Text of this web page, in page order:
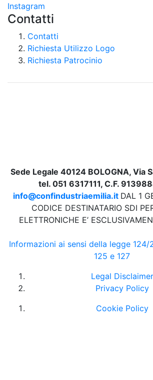
Instagram
Contatti
Contatti
Richiesta Utilizzo Logo
Richiesta Patrocinio
Sede Legale 40124 BOLOGNA, Via
tel. 051 6317111, C.F.
info@confindustriaemilia.it DAL 1
CODICE DESTINATARIO SDI
ELETTRONICHE E’
Informazioni ai sensi della legge 124/
125 e 127
Legal Disclaimer
Privacy Policy
Cookie Policy